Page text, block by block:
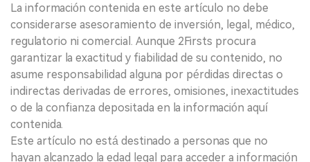
La información contenida en este artículo no debe
considerarse asesoramiento de inversión, legal, médico,
regulatorio ni comercial. Aunque 2Firsts procura
garantizar la exactitud y fiabilidad de su contenido, no
asume responsabilidad alguna por pérdidas directas o
indirectas derivadas de errores, omisiones, inexactitudes
o de la confianza depositada en la información aquí
contenida.
Este artículo no está destinado a personas que no
hayan alcanzado la edad legal para acceder a información